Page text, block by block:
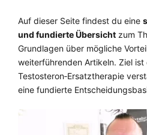
Auf dieser Seite findest du eine
und fundierte Übersicht zum
Grundlagen über mögliche
weiterführenden Artikeln. Ziel ist
Testosteron‑Ersatztherapie
eine fundierte